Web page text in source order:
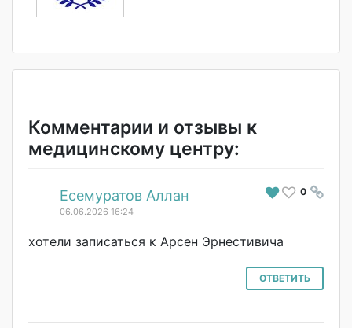
Комментарии и отзывы к
медицинскому центру:
# 0
Есемуратов Аллан
06.06.2026 16:24
хотели записаться к Арсен Эрнестивича
ОТВЕТИТЬ